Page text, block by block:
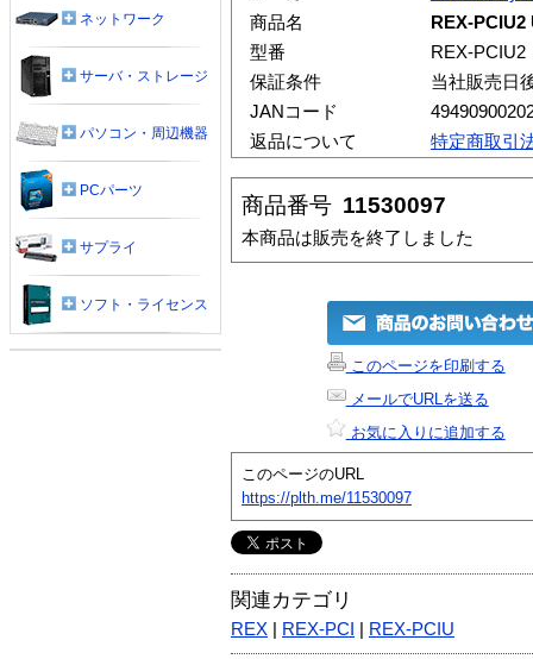
商品名
REX-
型番
REX-PCIU2
保証条件
当社販売日
JANコード
返品について
特定商取引
商品番号 11530097
本商品は販売を終了しました
このページを印刷する
メールでURLを送る
お気に入りに追加する
このページのURL
https://plth.me/11530097
関連カテゴリ
REX REX-PCI REX-PCIU
ネットワーク
サーバ・ストレージ
パソコン・周辺機器
PCパーツ
サプライ
ソフト・ライセンス